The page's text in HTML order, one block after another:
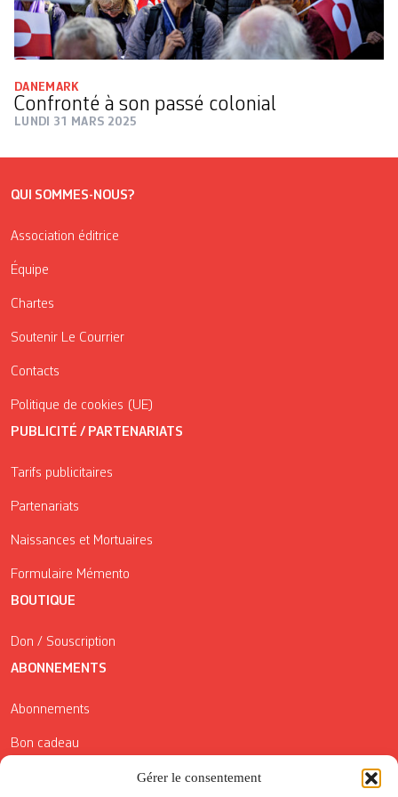
Gérer le consentement
DANEMARK
Confronté à son passé colonial
LUNDI 31 MARS 2025
QUI SOMMES-NOUS?
Association éditrice
Équipe
Chartes
Soutenir Le Courrier
Contacts
Politique de cookies (UE)
PUBLICITÉ / PARTENARIATS
Tarifs publicitaires
Partenariats
Naissances et Mortuaires
Formulaire Mémento
BOUTIQUE
Don / Souscription
ABONNEMENTS
Abonnements
Bon cadeau
Conditions générales de vente